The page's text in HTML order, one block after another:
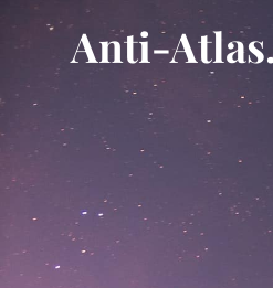
contenu
Anti-